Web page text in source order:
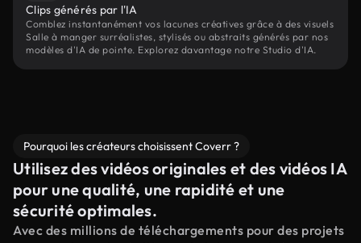
Clips générés par l'IA
Comblez instantanément vos lacunes créatives grâce à des visuels
Salle à manger surréalistes, stylisés ou abstraits générés par nos
modèles d'IA de pointe. Explorez davantage notre Studio d'IA.
Pourquoi les créateurs choisissent Coverr ?
Utilisez des vidéos originales et des vidéos IA
pour une qualité, une rapidité et une
sécurité optimales.
Avec des millions de téléchargements pour des projets